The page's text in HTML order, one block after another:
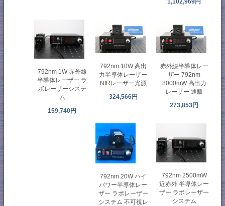
792nm 1W 赤外線
半導体レーザー ラ
ボレーザーシステ
ム
159,740円
792nm 10W 高出
力半導体レーザー
NIRレーザー光源
324,566円
赤外線半導体レー
ザー 792nm
8000mW 高出力
レーザー 通販
273,853円
792nm 20W ハイ
パワー半導体レー
ザー ラボレーザー
システム 不可視レ
792nm 2500mW
近赤外 半導体レー
ザー ラボレーザー
システム